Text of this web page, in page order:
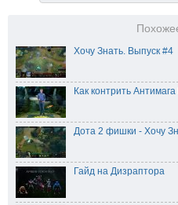
Хочу Знать. Выпуск #4
Как контрить
Дота 2 фишки - Хочу
Гайд на Дизраптора